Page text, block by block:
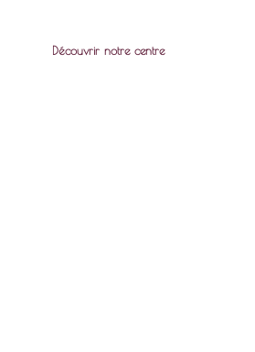
Découvrir notre centre